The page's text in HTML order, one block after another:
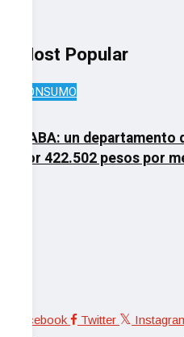
Most Popular
CONSUMO
CABA: un
por 422.502 pesos por
Facebook Twitter